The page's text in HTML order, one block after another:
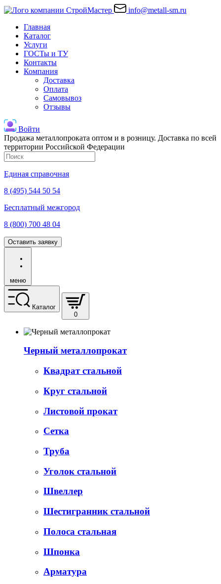
info@metall-sm.ru
Главная
Каталог
Услуги
ГОСТы и ТУ
Контакты
Компания
Доставка
Оплата
Самовывоз
Отзывы
Войти
Продажа металлопроката оптом и в розницу. Доставка по всей
территории Российской Федерации
Единая справочная
8 (495) 544 50 54
Бесплатный межгород
8 (800) 700 48 04
Оставить заявку
меню
Каталог
0
Черный металлопрокат
Квадрат стальной
Круг стальной
Листовой прокат
Сетка
Труба
Уголок стальной
Швеллер
Шестигранник стальной
Полоса стальная
Шпонка
Арматура